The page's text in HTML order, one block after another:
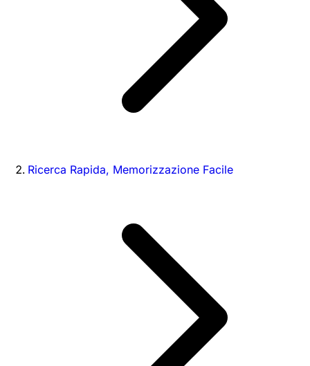
Ricerca Rapida, Memorizzazione Facile